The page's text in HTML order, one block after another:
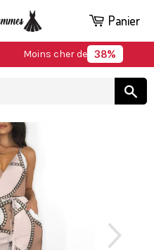
Moins cher de 38%
Panier